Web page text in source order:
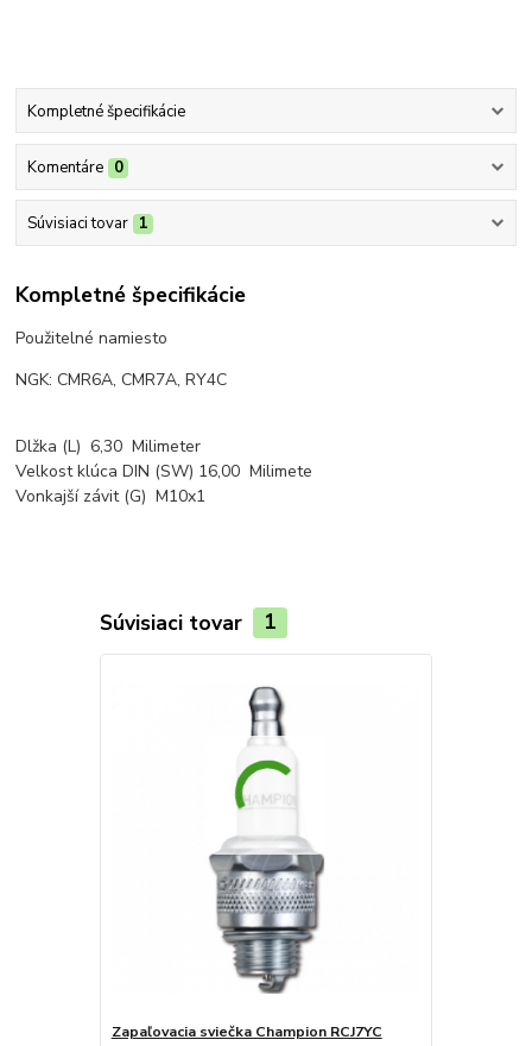
Kompletné špecifikácie
Komentáre 0
Súvisiaci tovar 1
Kompletné špecifikácie
Použitelné namiesto
NGK: CMR6A, CMR7A, RY4C
Dlžka (L) 6,30 Milimeter
Velkost klúca DIN (SW) 16,00 Milimete
Vonkajší závit (G) M10x1
Súvisiaci tovar 1
Zapaľovacia sviečka Champion RCJ7YC